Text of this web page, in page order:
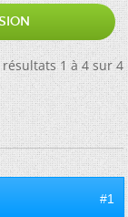
1 à 4 sur 4
#1